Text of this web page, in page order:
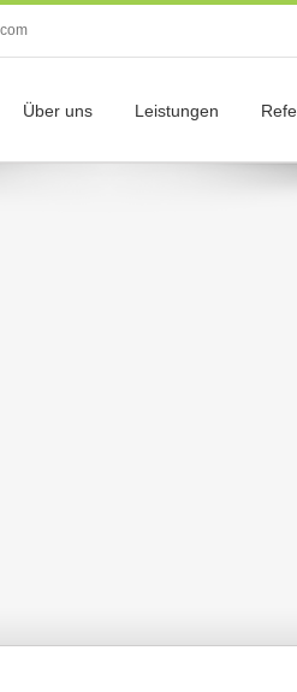
Über uns Leistungen